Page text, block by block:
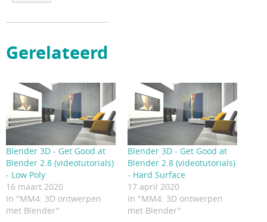
Gerelateerd
Blender 3D - Get Good at
Blender 2.8 (videotutorials)
- Low Poly
16 maart 2020
In "MM4: 3D ontwerpen
met Blender"
Blender 3D - Get Good at
Blender 2.8 (videotutorials)
- Hard Surface
17 april 2020
In "MM4: 3D ontwerpen
met Blender"